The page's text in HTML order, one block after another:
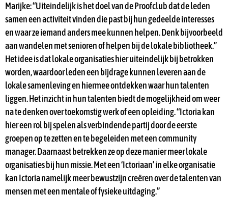
Marijke: “Uiteindelijk is het doel van de Proofclub dat de leden
samen een activiteit vinden die past bij hun gedeelde interesses
en waar ze iemand anders mee kunnen helpen. Denk bijvoorbeeld
aan wandelen met senioren of helpen bij de lokale bibliotheek.”
Het idee is dat lokale organisaties hier uiteindelijk bij betrokken
worden, waardoor leden een bijdrage kunnen leveren aan de
lokale samenleving en hiermee ontdekken waar hun talenten
liggen. Het inzicht in hun talenten biedt de mogelijkheid om weer
na te denken over toekomstig werk of een opleiding. “Ictoria kan
hier een rol bij spelen als verbindende partij door de eerste
groepen op te zetten en te begeleiden met een community
manager. Daarnaast betrekken ze op deze manier meer lokale
organisaties bij hun missie. Met een ‘Ictoriaan’ in elke organisatie
kan Ictoria namelijk meer bewustzijn creëren over de talenten van
mensen met een mentale of fysieke uitdaging.”